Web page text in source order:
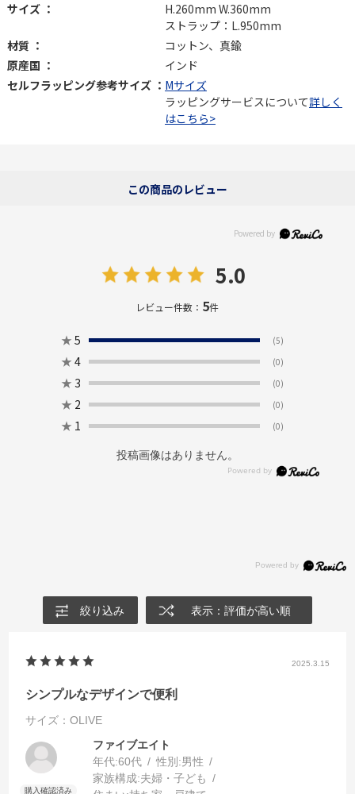
サイズ ：
H.260mm W.360mm
ストラップ：L.950mm
材質 ：
コットン、真鍮
原産国 ：
インド
セルフラッピング参考サイズ ： Mサイズ
ラッピングサービスについて詳しく
はこちら>
この商品のレビュー
5.0
レビュー件数： 5件
★ 5 (5)
★ 4 (0)
★ 3 (0)
★ 2 (0)
★ 1 (0)
投稿画像はありません。
絞り込み 表示：評価が高い順
2025.3.15
シンプルなデザインで便利
サイズ：OLIVE
ファイブエイト
年代:60代 性別:男性
家族構成:夫婦・子ども